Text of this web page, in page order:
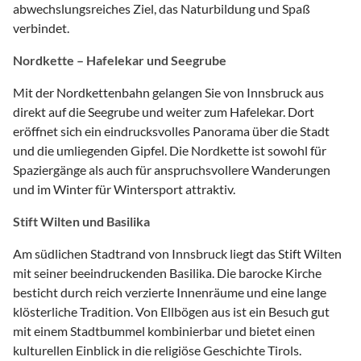
abwechslungsreiches Ziel, das Naturbildung und Spaß
verbindet.
Nordkette – Hafelekar und Seegrube
Mit der Nordkettenbahn gelangen Sie von Innsbruck aus
direkt auf die Seegrube und weiter zum Hafelekar. Dort
eröffnet sich ein eindrucksvolles Panorama über die Stadt
und die umliegenden Gipfel. Die Nordkette ist sowohl für
Spaziergänge als auch für anspruchsvollere Wanderungen
und im Winter für Wintersport attraktiv.
Stift Wilten und Basilika
Am südlichen Stadtrand von Innsbruck liegt das Stift Wilten
mit seiner beeindruckenden Basilika. Die barocke Kirche
besticht durch reich verzierte Innenräume und eine lange
klösterliche Tradition. Von Ellbögen aus ist ein Besuch gut
mit einem Stadtbummel kombinierbar und bietet einen
kulturellen Einblick in die religiöse Geschichte Tirols.